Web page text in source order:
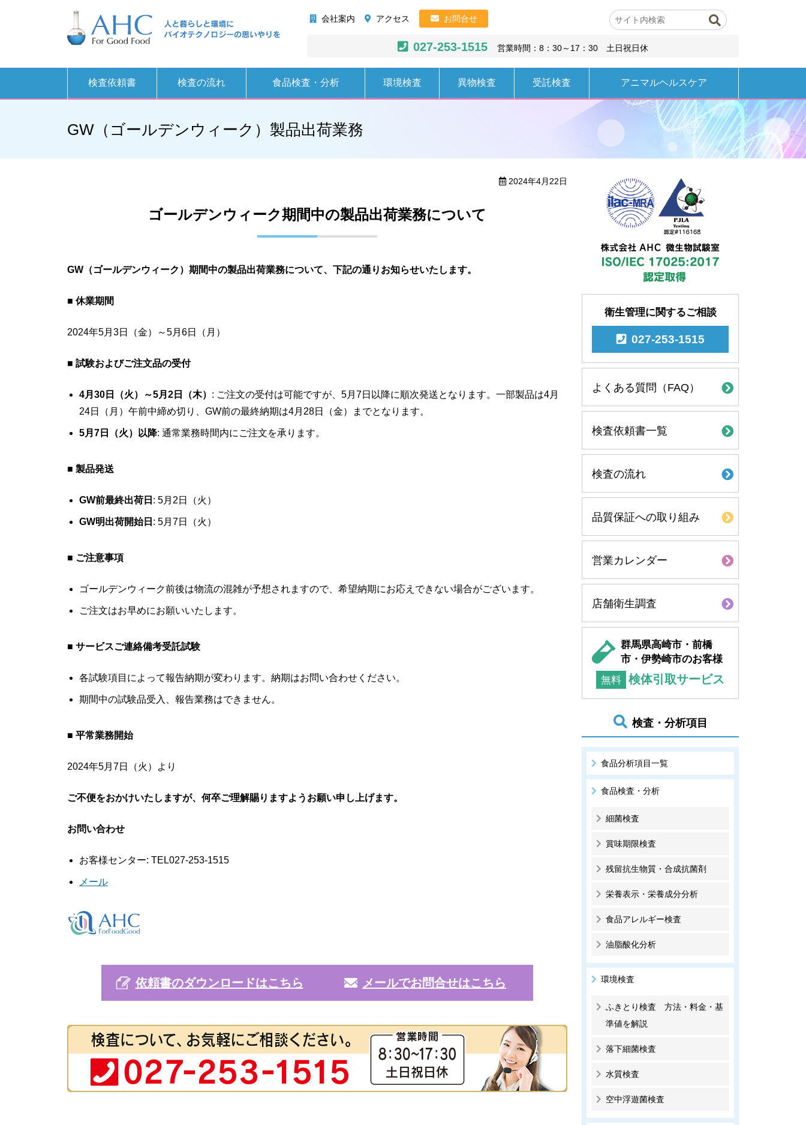
株式会社AHC
会社案内 アクセス お問合せ
027-253-1515 営業時間：8：30～17：30 土日祝日休
検査依頼書 検査の流れ 食品検査・分析 環境検査 異物検査 受託検査 アニマルヘルスケア
GW（ゴールデンウィーク）製品出荷業務
2024年4月22日
ゴールデンウィーク期間中の製品出荷業務について
GW（ゴールデンウィーク）期間中の製品出荷業務について、下記の通りお知らせいたします。
■ 休業期間
2024年5月3日（金）～5月6日（月）
■ 試験およびご注文品の受付
4月30日（火）～5月2日（木） : ご注文の受付は可能ですが、5月7日以降に順次発送となります。一部製品は4月
24日（月）午前中締め切り、GW前の最終納期は4月28日（金）までとなります。
5月7日（火）以降: 通常業務時間内にご注文を承ります。
■ 製品発送
GW前最終出荷日 : 5月2日（火）
GW明出荷開始日 : 5月7日（火）
■ ご注意事項
ゴールデンウィーク前後は物流の混雑が予想されますので、希望納期にお応えできない場合がございます。
ご注文はお早めにお願いいたします。
■ サービスご連絡備考受託試験
各試験項目によって報告納期が変わります。納期はお問い合わせください。
期間中の試験品受入、報告業務はできません。
■ 平常業務開始
2024年5月7日（火）より
ご不便をおかけいたしますが、何卒ご理解賜りますようお願い申し上げます。
お問い合わせ
お客様センター: TEL027-253-1515
メール
依頼書のダウンロードはこちら メールでお問合せはこちら
衛生管理に関するご相談
027-253-1515
よくある質問（FAQ）
検査依頼書一覧
検査の流れ
品質保証への取り組み
営業カレンダー
店舗衛生調査
群馬県高崎市・前橋
市・伊勢崎市のお客様
無料 検体引取サービス
検査・分析項目
食品分析項目一覧
食品検査・分析
細菌検査
賞味期限検査
残留抗生物質・合成抗菌剤
栄養表示・栄養成分分析
食品アレルギー検査
油脂酸化分析
環境検査
ふきとり検査 方法・料金・基
準値を解説
落下細菌検査
水質検査
空中浮遊菌検査